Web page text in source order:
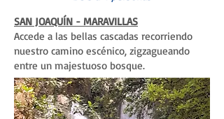
SAN JOAQUÍN - MARAVILLAS
Accede a las bellas cascadas recorriendo
nuestro camino escénico, zigzagueando
entre un majestuoso bosque.